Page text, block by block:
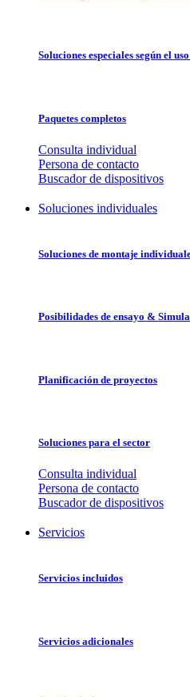
Soluciones especiales según el
Paquetes completos
Consulta individual
Persona de contacto
Buscador de dispositivos
Soluciones individuales
Soluciones de montaje
Posibilidades de ensayo &
Planificación de proyectos
Soluciones para el sector
Consulta individual
Persona de contacto
Buscador de dispositivos
Servicios
Servicios incluidos
Servicios adicionales